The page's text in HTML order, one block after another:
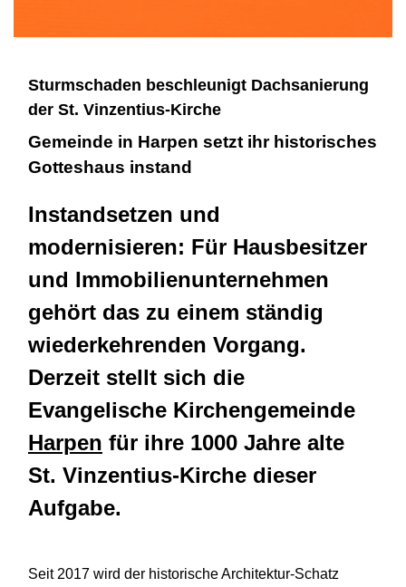
Sturmschaden beschleunigt Dachsanierung
der St. Vinzentius-Kirche
Gemeinde in Harpen setzt ihr historisches
Gotteshaus instand
Instandsetzen und
modernisieren: Für Hausbesitzer
und Immobilienunternehmen
gehört das zu einem ständig
wiederkehrenden Vorgang.
Derzeit stellt sich die
Evangelische Kirchengemeinde
Harpen für ihre 1000 Jahre alte
St. Vinzentius-Kirche dieser
Aufgabe.
Seit 2017 wird der historische Architektur-Schatz